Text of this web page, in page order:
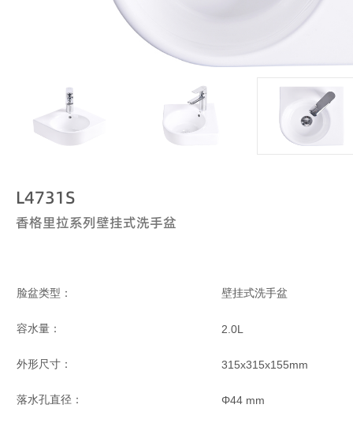
L4731S
香格里拉系列壁挂式洗手盆
脸盆类型： 壁挂式洗手盆
容水量： 2.0L
外形尺寸： 315x315x155mm
落水孔直径： Φ44 mm